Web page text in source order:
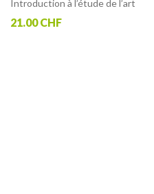
Introduction à l’étude de l’art
21.00 CHF